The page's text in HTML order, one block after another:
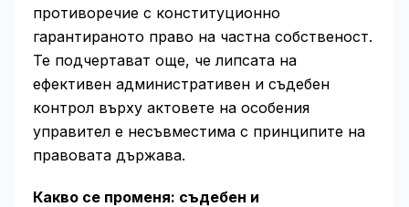
противоречие с конституционно
гарантираното право на частна собственост.
Те подчертават още, че липсата на
ефективен административен и съдебен
контрол върху актовете на особения
управител е несъвместима с принципите на
правовата държава.
Какво се променя: съдебен и